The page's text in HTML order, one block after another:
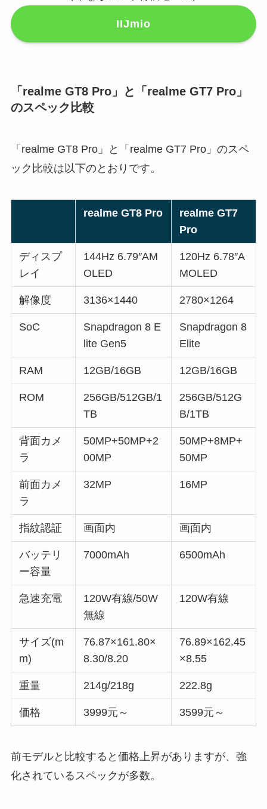
IIJmio
「realme GT8 Pro」と「realme GT7 Pro」
のスペック比較
「realme GT8 Pro」と「realme GT7 Pro」のスペ
ック比較は以下のとおりです。
realme GT8 Pro
realme GT7
Pro
ディスプ
レイ
144Hz 6.79″AM
OLED
120Hz 6.78″A
MOLED
解像度 3136×1440 2780×1264
SoC
Snapdragon 8 E
lite Gen5
Snapdragon 8
Elite
RAM 12GB/16GB 12GB/16GB
ROM
256GB/512GB/1
TB
256GB/512G
B/1TB
背面カメ
ラ
50MP+50MP+2
00MP
50MP+8MP+
50MP
前面カメ
ラ
32MP 16MP
指紋認証 画面内 画面内
バッテリ
ー容量
7000mAh 6500mAh
急速充電
120W有線/50W
無線
120W有線
サイズ(m
m)
76.87×161.80×
8.30/8.20
76.89×162.45
×8.55
重量 214g/218g 222.8g
価格 3999元～ 3599元～
前モデルと比較すると価格上昇がありますが、強
化されているスペックが多数。